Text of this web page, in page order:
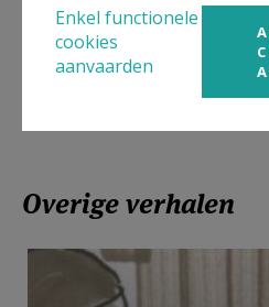
Weigering
Overige verhalen
Enkel functionele
cookies
aanvaarden